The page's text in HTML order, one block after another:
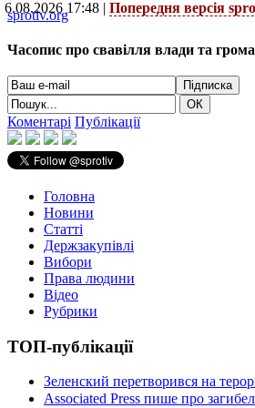
6.08.2026 17:48 | Попередня версія
sprotiv.org
Часопис про свавілля влади та
Коментарі Публікації
Головна
Новини
Статті
Держзакупівлі
Вибори
Права людини
Відео
Рубрики
ТОП-публікації
Зеленский перетворився на
Associated Press пише про